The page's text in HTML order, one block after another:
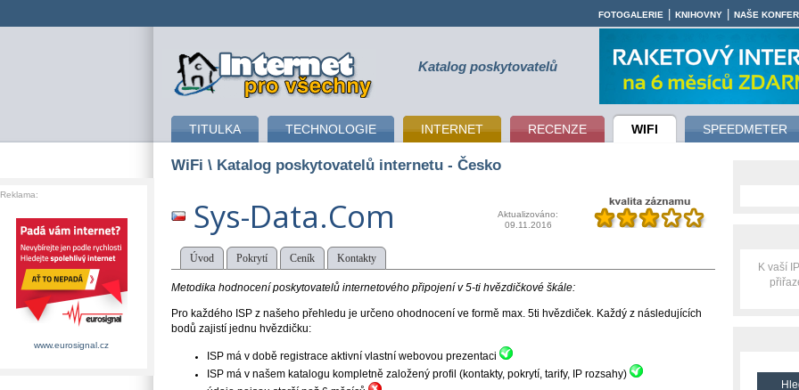
připojení k internetu Katalog poskytovatelů
TITULKA TECHNOLOGIE INTERNET RECENZE WIFI SPEEDMETER
FOTOGALERIE KNIHOVNY NAŠE
WiFi \ Katalog poskytovatelů internetu - Česko
Sys-Data.Com
Aktualizováno:
09.11.2016
Úvod Pokrytí Ceník Kontakty
Metodika hodnocení poskytovatelů internetového připojení v 5-ti hvězdičkové škále:
Pro každého ISP z našeho přehledu je určeno ohodnocení ve formě max. 5ti hvězdiček. Každý z následujících
bodů zajistí jednu hvězdičku:
ISP má v době registrace aktivní vlastní webovou prezentaci
ISP má v našem katalogu kompletně založený profil (kontakty, pokrytí, tarify, IP rozsahy)
K vaší
Reklama:
www.eurosignal.cz